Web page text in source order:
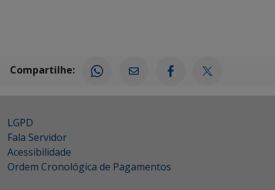
Compartilhe:
LGPD
Fala Servidor
Acessibilidade
Ordem Cronológica de Pagamentos